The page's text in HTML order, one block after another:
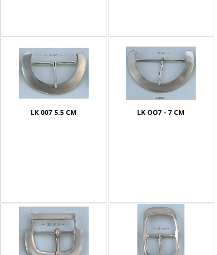
LK 007 5.5 CM LK OO7 - 7 CM